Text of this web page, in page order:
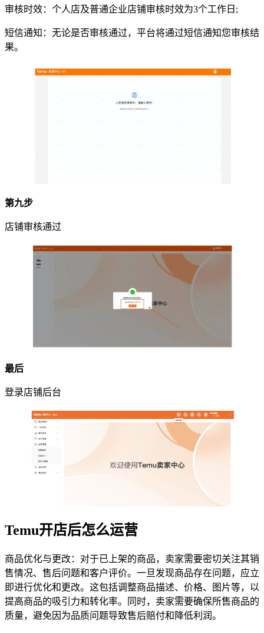
审核时效：个人店及普通企业店铺审核时效为3个工作日;
短信通知：无论是否审核通过，平台将通过短信通知您审核结
果。
第九步
店铺审核通过
最后
登录店铺后台
Temu开店后怎么运营
商品优化与更改：对于已上架的商品，卖家需要密切关注其销
售情况、售后问题和客户评价。一旦发现商品存在问题，应立
即进行优化和更改。这包括调整商品描述、价格、图片等，以
提高商品的吸引力和转化率。同时，卖家需要确保所售商品的
质量，避免因为品质问题导致售后赔付和降低利润。